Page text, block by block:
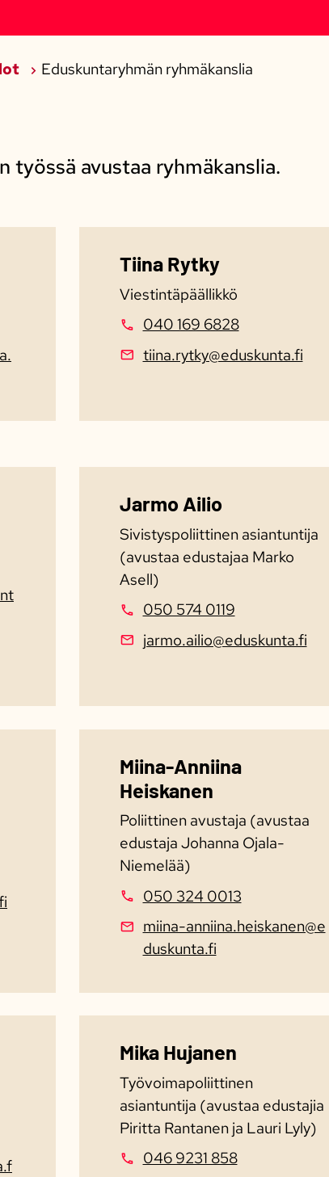
Eduskuntaryhmän ryhmäkanslia
työssä avustaa ryhmäkanslia.
Tiina Rytky
Viestintäpäällikkö
040 169 6828
tiina.rytky@eduskunta.fi
Jarmo Ailio
Sivistyspoliittinen asiantuntija
(avustaa edustajaa Marko
Asell)
050 574 0119
jarmo.ailio@eduskunta.fi
Miina-Anniina
Heiskanen
Poliittinen avustaja (avustaa
edustaja Johanna Ojala-
Niemelää)
050 324 0013
miina-anniina.heiskanen@e
duskunta.fi
Mika Hujanen
Työvoimapoliittinen
asiantuntija (avustaa edustajia
Piritta Rantanen ja Lauri Lyly)
046 9231 858